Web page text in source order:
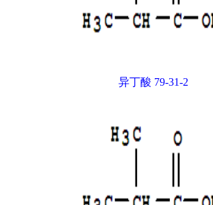
异丁酸 79-31-2